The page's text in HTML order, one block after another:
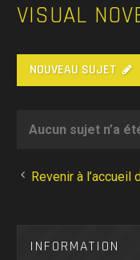
VISUAL
NOUVEAU SUJET
Aucun sujet n’a
Revenir à l’accueil
INFORMATION